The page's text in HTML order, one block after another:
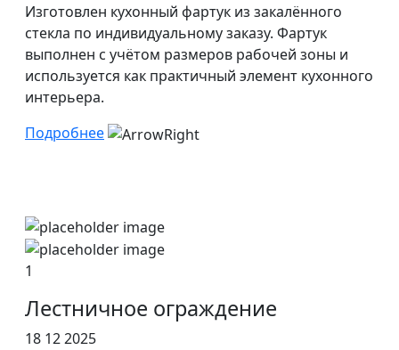
Изготовлен кухонный фартук из закалённого
стекла по индивидуальному заказу. Фартук
выполнен с учётом размеров рабочей зоны и
используется как практичный элемент кухонного
интерьера.
Подробнее
1
Лестничное ограждение
18 12 2025